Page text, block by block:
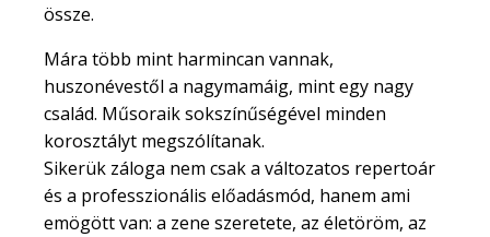
össze.
Mára több mint harmincan vannak,
huszonévestől a nagymamáig, mint egy nagy
család. Műsoraik sokszínűségével minden
korosztályt megszólítanak.
Sikerük záloga nem csak a változatos repertoár
és a professzionális előadásmód, hanem ami
emögött van: a zene szeretete, az életöröm, az